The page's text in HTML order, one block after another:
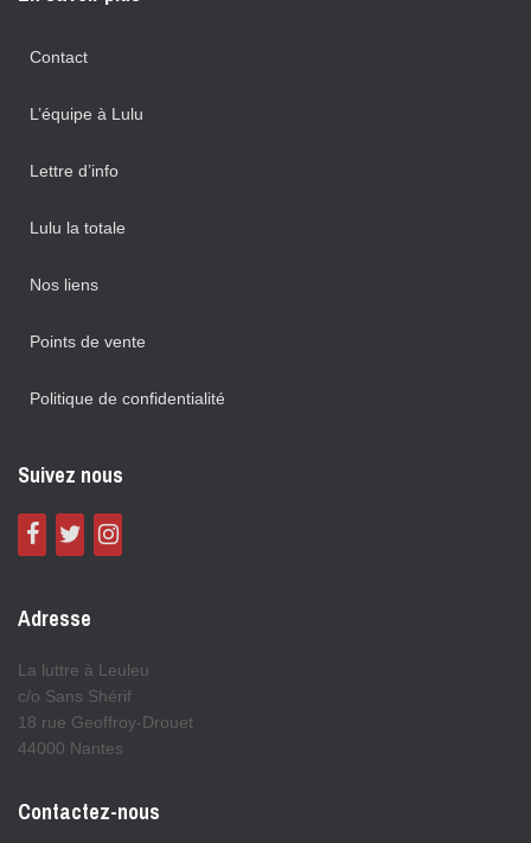
Contact
L’équipe à Lulu
Lettre d’info
Lulu la totale
Nos liens
Points de vente
Politique de confidentialité
Suivez nous
Adresse
La luttre à Leuleu
c/o Sans Shérif
18 rue Geoffroy-Drouet
44000 Nantes
Contactez-nous